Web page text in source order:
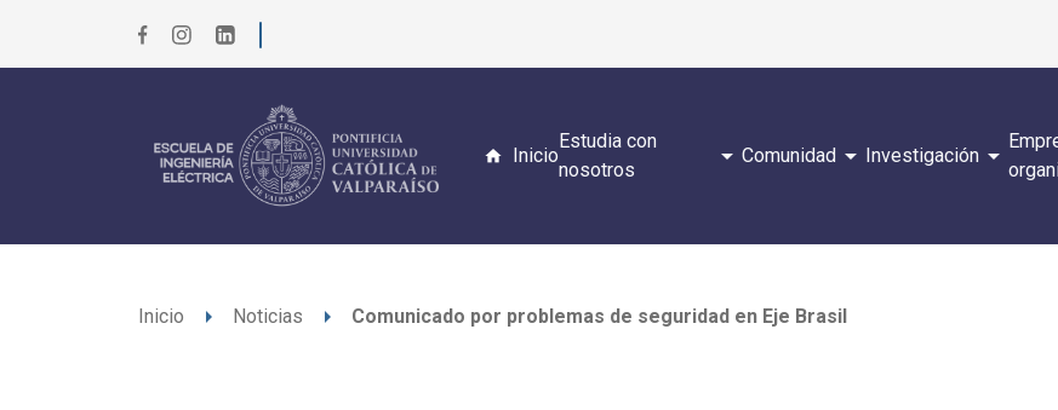
Inicio
Estudia con
nosotros
arrow_drop_down Comunidadarrow_drop_down Investigaciónarrow_drop_down
Inicio arrow_right Noticias arrow_right Comunicado por problemas de seguridad en Eje Brasil